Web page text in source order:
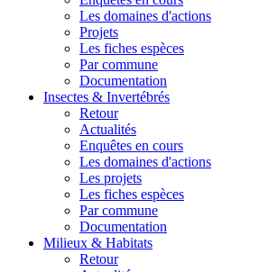
Les domaines d'actions
Projets
Les fiches espèces
Par commune
Documentation
Insectes & Invertébrés
Retour
Actualités
Enquêtes en cours
Les domaines d'actions
Les projets
Les fiches espèces
Par commune
Documentation
Milieux & Habitats
Retour